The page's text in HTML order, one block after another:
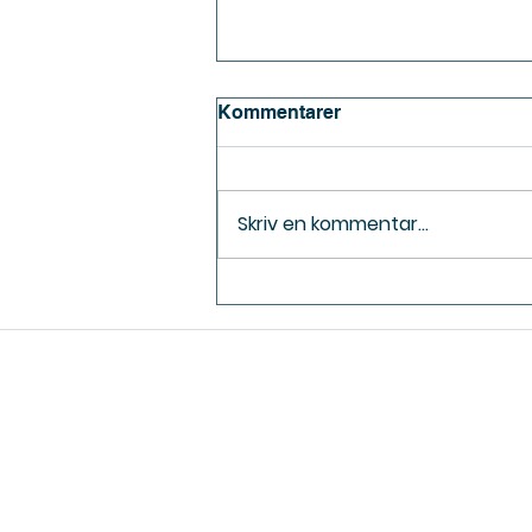
Kommentarer
Skriv en kommentar...